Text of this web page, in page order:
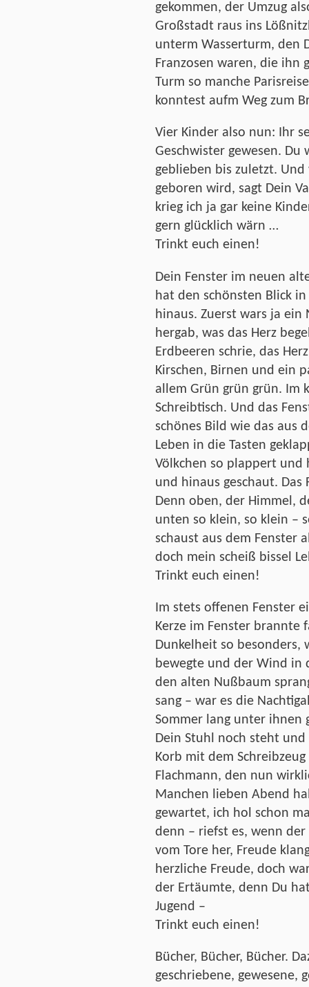
gekommen, der Umzug
Großstadt raus ins
unterm Wasserturm, den
Franzosen waren, die ihn
Turm so manche
konntest aufm Weg zum
Vier Kinder also nun: Ihr
Geschwister gewesen.
geblieben bis zuletzt. Und
geboren wird, sagt Dein
krieg ich ja gar keine
gern glücklich wärn …
Trinkt euch einen!
Dein Fenster im neuen
hat den schönsten Blick
hinaus. Zuerst wars ja ein
hergab, was das Herz
Erdbeeren schrie, das
Kirschen, Birnen und ein
allem Grün grün grün. Im
Schreibtisch. Und das
schönes Bild wie das aus
Leben in die Tasten
Völkchen so plappert und
und hinaus geschaut.
Denn oben, der Himmel,
unten so klein, so klein –
schaust aus dem Fenster
doch mein scheiß bissel
Trinkt euch einen!
Im stets offenen Fenster
Kerze im Fenster brannte
Dunkelheit so besonders,
bewegte und der Wind in
den alten Nußbaum
sang – war es die
Sommer lang unter ihnen
Dein Stuhl noch steht
Korb mit dem
Flachmann, den nun
Manchen lieben Abend
gewartet, ich hol schon
denn – riefst es, wenn
vom Tore her, Freude
herzliche Freude, doch
der Ertäumte, denn Du
Jugend –
Trinkt euch einen!
Bücher, Bücher, Bücher.
geschriebene, gewesene,